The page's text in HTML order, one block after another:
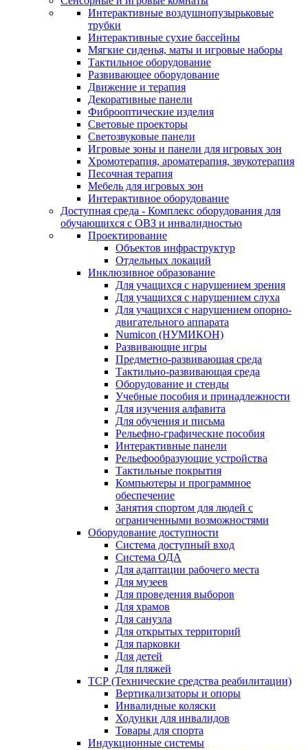
Интерактивные воздушнопузырьковые
трубки
Интерактивные сухие бассейны
Мягкие сиденья, маты и игровые наборы
Тактильное оборудование
Развивающее оборудование
Движение и терапия
Декоративные панели
Фиброоптические изделия
Световые проекторы
Светозвуковые панели
Игровые зоны и панели для игровых зон
Хромотерапия, ароматерапия, звукотерапия
Песочная терапия
Мебель для игровых зон
Интерактивное оборудование
Доступная среда - Комплекс оборудования для
обучающихся с ОВЗ и инвалидностью
Проектирование
Объектов инфраструктур
Отдельных локаций
Инклюзивное образование
Для учащихся с нарушением зрения
Для учащихся с нарушением слуха
Для учащихся с нарушением опорно-
двигательного аппарата
Numicon (НУМИКОН)
Развивающие игры
Предметно-развивающая среда
Тактильно-развивающая среда
Оборудование и стенды
Учебные пособия и принадлежности
Для изучения алфавита
Для обучения и письма
Рельефно-графические пособия
Интерактивные панели
Рельефообразующие устройства
Тактильные покрытия
Компьютеры и программное
обеспечение
Занятия спортом для людей с
ограниченными возможностями
Оборудование доступности
Система доступный вход
Система ОДА
Для адаптации рабочего места
Для музеев
Для проведения выборов
Для храмов
Для санузла
Для открытых территорий
Для парковки
Для детей
Для пляжей
ТСР (Технические средства реабилитации)
Вертикализаторы и опоры
Инвалидные коляски
Ходунки для инвалидов
Товары для спорта
Индукционные системы